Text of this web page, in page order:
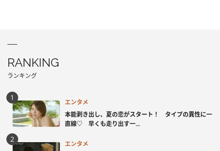
RANKING
ランキング
エンタメ
本能剥き出し、夏の恋がスタート！ タイプの異性に一
直線♡ 早くも走り出す一...
エンタメ